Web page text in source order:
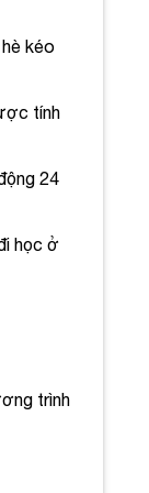
kéo
tính
24
học ở
trình